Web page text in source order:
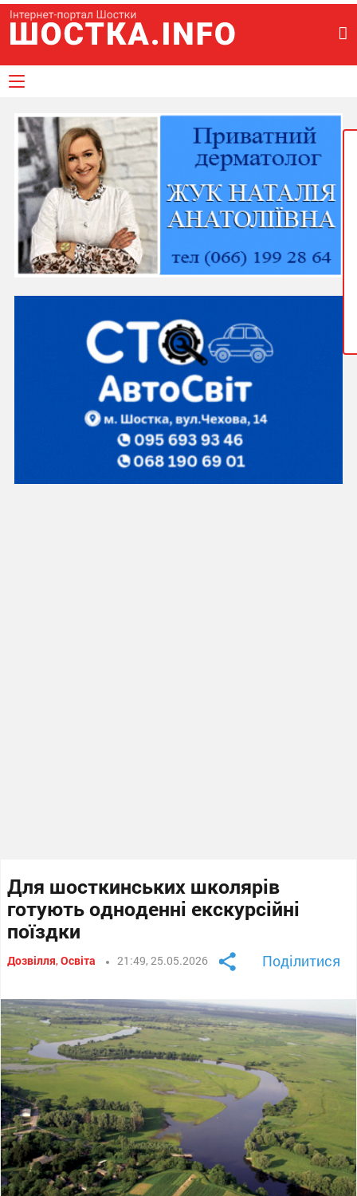
Для шосткинських школярів
готують одноденні екскурсійні
поїздки
Дозвілля,Освіта 21:49, 25.05.2026 Поділитися